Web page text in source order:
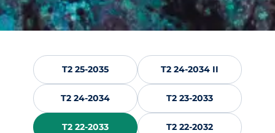
T2 25-2035 T2 24-2034 II
T2 24-2034 T2 23-2033
T2 22-2033 T2 22-2032